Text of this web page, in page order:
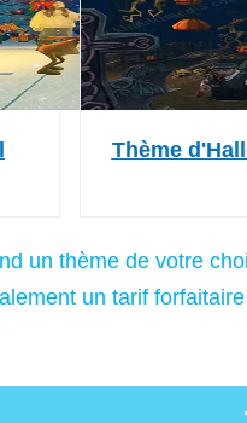
Thème
un thème de votre
un tarif